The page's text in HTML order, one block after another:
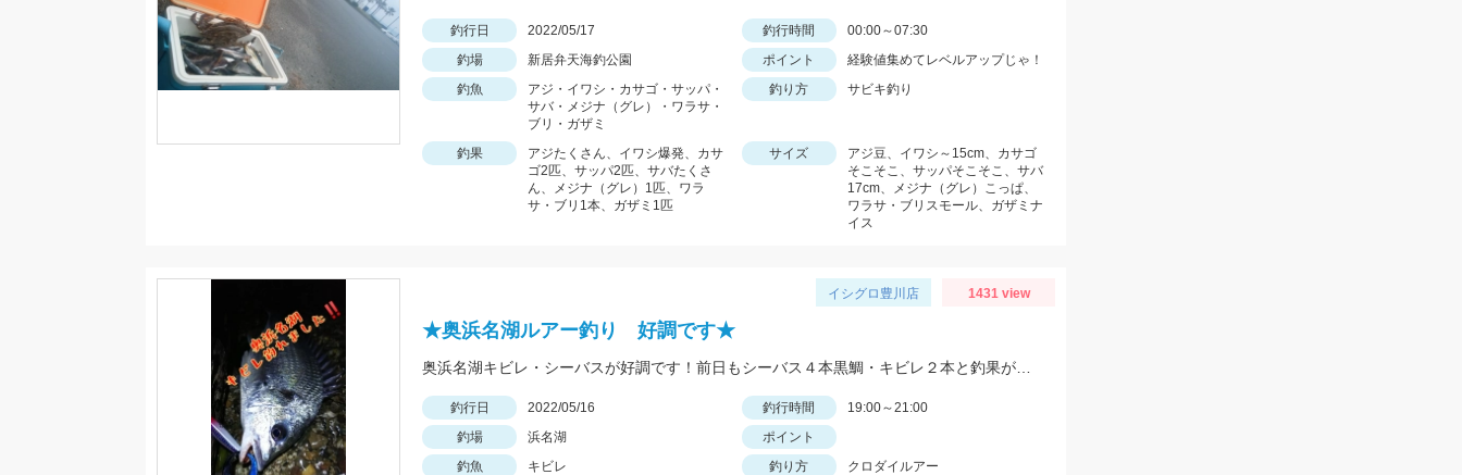
釣行日 2022/05/17 釣行時間
00:00～07:30
釣場
新居弁天海釣公園 ポイント
経験値集めてレベルアップじゃ！
釣魚
アジ・イワシ・カサゴ・サッパ・
サバ・メジナ（グレ）・ワラサ・
ブリ・ガザミ
釣り方 サビキ釣り
釣果
アジたくさん、イワシ爆発、カサ
ゴ2匹、サッパ2匹、サバたくさ
ん、メジナ（グレ）1匹、ワラ
サ・ブリ1本、ガザミ1匹
サイズ
アジ豆、イワシ～15cm、カサゴ
そこそこ、サッパそこそこ、サバ
17cm、メジナ（グレ）こっぱ、
ワラサ・ブリスモール、ガザミナ
イス
イシグロ豊川店 1431 view
★奥浜名湖ルアー釣り 好調です★
釣行日 2022/05/16 釣行時間
19:00～21:00
釣場
浜名湖
ポイント
釣魚
キビレ 釣り方
クロダイルアー